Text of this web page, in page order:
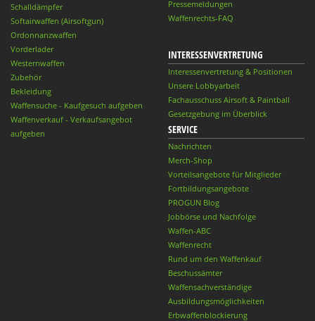
Schalldämpfer
Softairwaffen (Airsoftgun)
Ordonnanzwaffen
Vorderlader
Westernwaffen
Zubehör
Bekleidung
Waffensuche - Kaufgesuch aufgeben
Waffenverkauf - Verkaufsangebot
aufgeben
Pressemeldungen
Waffenrechts-FAQ
INTERESSENVERTRETUNG
Interessenvertretung & Positionen
Unsere Lobbyarbeit
Fachausschuss Airsoft & Paintball
Gesetzgebung im Überblick
SERVICE
Nachrichten
Merch-Shop
Vorteilsangebote für Mitglieder
Fortbildungsangebote
PROGUN Blog
Jobbörse und Nachfolge
Waffen-ABC
Waffenrecht
Rund um den Waffenkauf
Beschussämter
Waffensachverständige
Ausbildungsmöglichkeiten
Erbwaffenblockierung